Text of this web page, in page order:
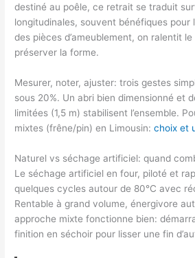
destiné au poêle, ce retrait se traduit
longitudinales, souvent bénéfiques pour
des pièces d’ameublement, on ralentit
préserver la forme.
Mesurer, noter, ajuster: trois gestes
sous 20%. Un abri bien dimensionné et
limitées (1,5 m) stabilisent l’ensemble.
mixtes (frêne/pin) en Limousin:choix et
Naturel vs séchage artificiel: quand
Le séchage artificiel en four, piloté et
quelques cycles autour de 80°C avec
Rentable à grand volume, énergivore
approche mixte fonctionne bien:
finition en séchoir pour lisser une fin